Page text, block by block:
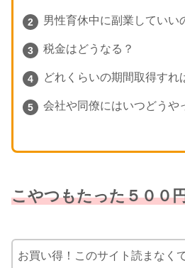
男性育休中に副業していい
税金はどうなる？
どれくらいの期間取得すれ
会社や同僚にはいつどうや
こやつもたった５００
お買い得！このサイト読まなく